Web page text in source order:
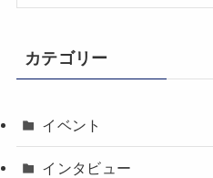
カテゴリー
イベント
インタビュー